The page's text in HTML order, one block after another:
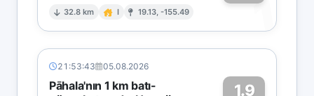
32.8 km I 19.13, -155.49 1
21:53:43 05.08.2026
Pāhala'nın 1 km batı-
1.9